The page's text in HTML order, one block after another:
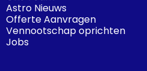
Astro Nieuws
Offerte Aanvragen
Vennootschap oprichten
Jobs